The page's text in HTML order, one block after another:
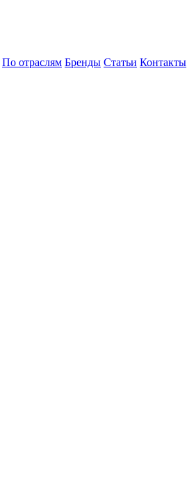
По отраслям Бренды Статьи Контакты